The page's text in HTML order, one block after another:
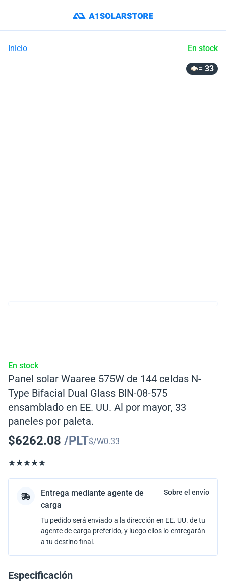
Inicio En stock
= 33
En stock
Panel solar Waaree 575W de 144 celdas N-
Type Bifacial Dual Glass BIN-08-575
ensamblado en EE. UU. Al por mayor, 33
paneles por paleta.
$6262.08 /PLT$/W0.33
Entrega mediante agente de
carga
Sobre el envío
Tu pedido será enviado a la dirección en EE. UU. de tu
agente de carga preferido, y luego ellos lo entregarán
a tu destino final.
Especificación